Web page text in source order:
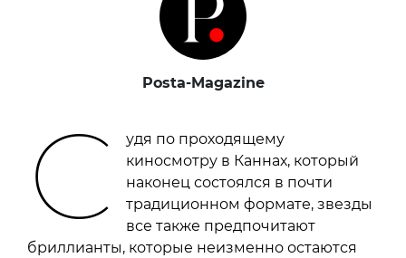
Posta-Magazine
С
удя по проходящему
киносмотру в Каннах, который
наконец состоялся в почти
традиционном формате, звезды
все также предпочитают
бриллианты, которые неизменно остаются